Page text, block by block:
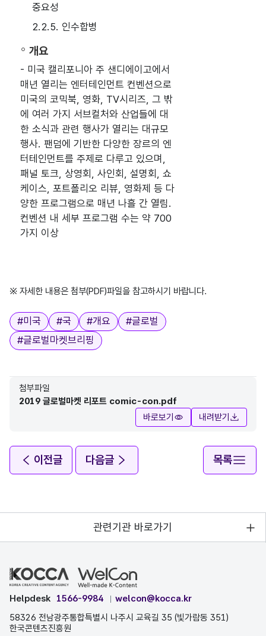
중요성
2.2.5. 인수합병
개요
- 미국 캘리포니아 주 샌디에이고에서
매년 열리는 엔터테인먼트 컨벤션으로
미국의 코믹북, 영화, TV시리즈, 그 밖
에 여러 가지 서브컬처와 산업들에 대
한 소식과 관련 행사가 열리는 대규모
행사. 팬덤에 기반한 다양한 장르의 엔
터테인먼트를 주제로 다루고 있으며,
패널 토크, 상영회, 사인회, 설명회, 쇼
케이스, 포트폴리오 리뷰, 영화제 등 다
양한 프로그램으로 매년 나흘 간 열림.
컨벤션 내 세부 프로그램 수는 약 700
가지 이상
※ 자세한 내용은 첨부(PDF)파일을 참고하시기 바랍니다.
태그
#미국 #국 #개요 #글로벌
#글로벌마켓브리핑
첨부파일
2019 글로벌마켓 리포트 comic-con.pdf
바로보기
내려받기
이전글 다음글 목록
관련기관 바로가기
Helpdesk 1566-9984
welcon@kocca.kr
58326 전남광주통합특별시 나주시 교육길 35 (빛가람동 351)
한국콘텐츠진흥원